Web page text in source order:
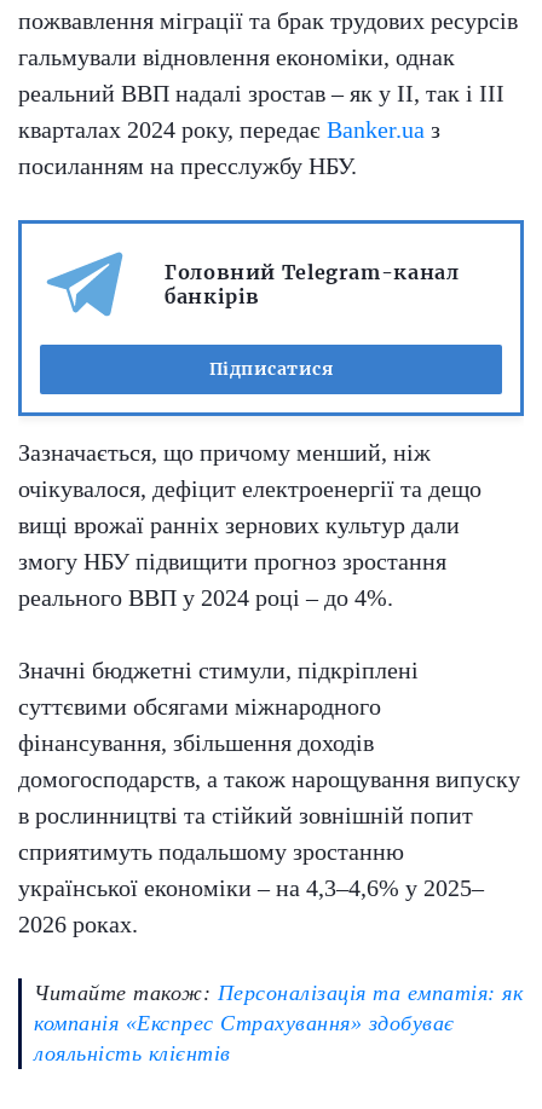
пожвавлення міграції та брак трудових ресурсів
гальмували відновлення економіки, однак
реальний ВВП надалі зростав – як у II, так і III
кварталах 2024 року, передає Banker.ua з
посиланням на пресслужбу НБУ.
Головний Telegram-канал
банкірів
Підписатися
Зазначається, що причому менший, ніж
очікувалося, дефіцит електроенергії та дещо
вищі врожаї ранніх зернових культур дали
змогу НБУ підвищити прогноз зростання
реального ВВП у 2024 році – до 4%.
Значні бюджетні стимули, підкріплені
суттєвими обсягами міжнародного
фінансування, збільшення доходів
домогосподарств, а також нарощування випуску
в рослинництві та стійкий зовнішній попит
сприятимуть подальшому зростанню
української економіки – на 4,3–4,6% у 2025–
2026 роках.
Читайте також: Персоналізація та емпатія: як
компанія «Експрес Страхування» здобуває
лояльність клієнтів